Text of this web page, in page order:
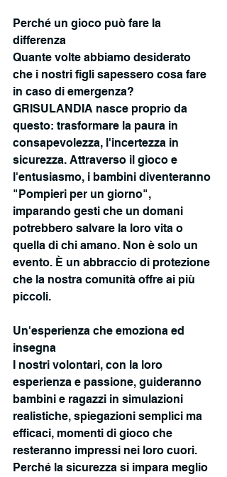
Perché un gioco può fare la
differenza
Quante volte abbiamo desiderato
che i nostri figli sapessero cosa fare
in caso di emergenza?
GRISULANDIA nasce proprio da
questo: trasformare la paura in
consapevolezza, l'incertezza in
sicurezza. Attraverso il gioco e
l'entusiasmo, i bambini diventeranno
"Pompieri per un giorno",
imparando gesti che un domani
potrebbero salvare la loro vita o
quella di chi amano. Non è solo un
evento. È un abbraccio di protezione
che la nostra comunità offre ai più
piccoli.
Un'esperienza che emoziona ed
insegna
I nostri volontari, con la loro
esperienza e passione, guideranno
bambini e ragazzi in simulazioni
realistiche, spiegazioni semplici ma
efficaci, momenti di gioco che
resteranno impressi nei loro cuori.
Perché la sicurezza si impara meglio